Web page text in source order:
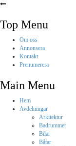
Top Menu
Om oss
Annonsera
Kontakt
Prenumerera
Main Menu
Hem
Avdelningar
Arkitektur
Badrummet
Bilar
Båtar